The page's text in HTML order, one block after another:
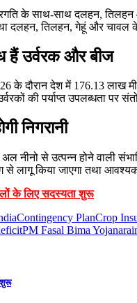
के साथ-साथ दलहन, तिलहन
दलहन, तिलहन, गेहूं और चावल
उर्वरक और बीज
के दौरान देश में 176.13 लाख
की पर्याप्त उपलब्धता पर
निगरानी
नीनो से उत्पन्न होने वाली
से लागू किया जाएगा तथा
के लिए सदस्यता शुरू
Contingency PlanCrop
PM Fasal Bima Yojana
शुरू